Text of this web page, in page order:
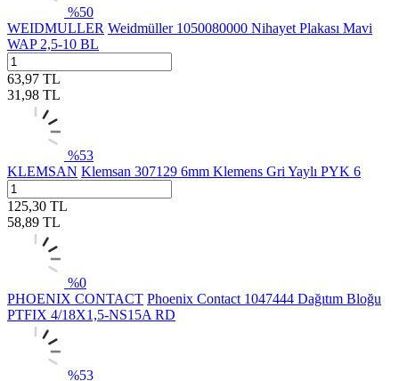
%50
WEIDMULLER Weidmüller 1050080000 Nihayet Plakası Mavi
WAP 2,5-10 BL
63,97 TL
31,98 TL
%53
KLEMSAN Klemsan 307129 6mm Klemens Gri Yaylı PYK 6
125,30 TL
58,89 TL
%0
PHOENIX CONTACT Phoenix Contact 1047444 Dağıtım Bloğu
PTFIX 4/18X1,5-NS15A RD
%53